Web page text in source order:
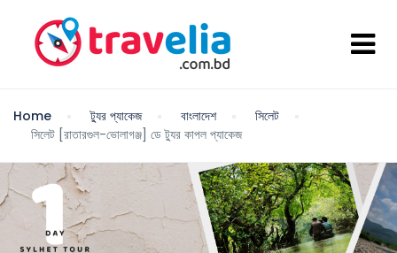
Home ট্যুর প্যাকেজ বাংলাদেশ
সিলেট
সিলেট [রাতারগুল-ভোলাগঞ্জ] ডে ট্যুর কাপল প্যাকেজ